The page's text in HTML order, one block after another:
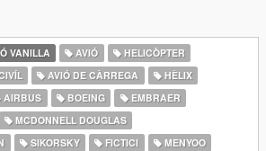
VANILLA AVIÓ
HELICÒPTER
AVIÓ DE CÀRREGA
HÈLIX
AIRBUS BOEING
EMBRAER
MCDONNELL DOUGLAS
SIKORSKY FICTICI MENYOO